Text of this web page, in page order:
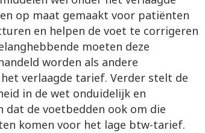
op maat gemaakt voor patiënten
en helpen de voet te corrigeren
moeten deze
worden als andere
verlaagde tarief. Verder stelt de
in de wet onduidelijk en
dat de voetbedden ook om die
komen voor het lage btw-tarief.